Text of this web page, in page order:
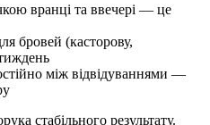
вранці та ввечері — це
бровей (касторову,
між відвідуваннями —
стабільного результату.